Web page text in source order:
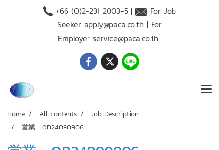
+66 (O)2-231 2003-5 |
For Job
Seeker apply@paca.co.th | For
Employer service@paca.co.th
Home All contents
Job Description
営業 OD24090906